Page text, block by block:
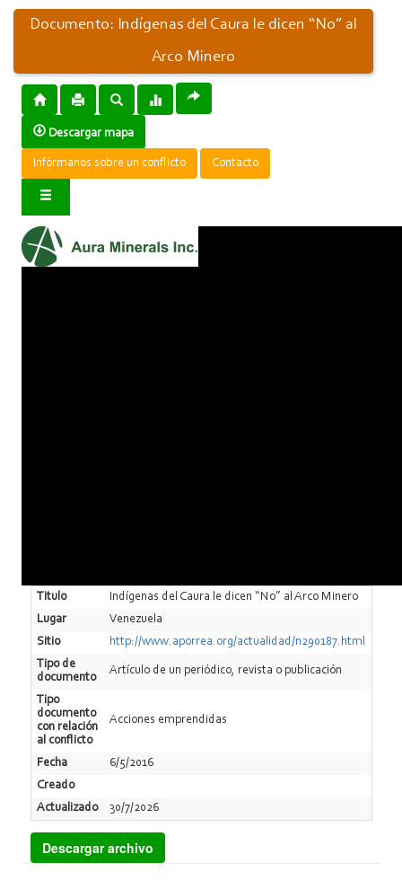
Documento: Indígenas del Caura le dicen “No” al
Arco Minero
Descargar mapa
Infórmanos sobre un conflicto Contacto
Titulo
Indígenas del Caura le dicen “No” al Arco Minero
Lugar
Venezuela
Sitio
http://www.aporrea.org/actualidad/n290187.html
Tipo de
documento
Artí­culo de un periódico, revista o publicación
Tipo
documento
con relación
al conflicto
Acciones emprendidas
Fecha
6/5/2016
Creado
Actualizado
30/7/2026
Descargar archivo